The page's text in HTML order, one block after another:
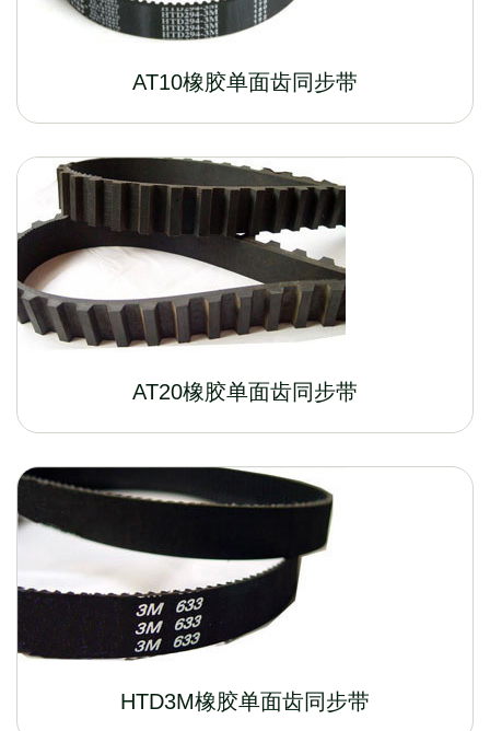
AT10橡胶单面齿同步带
AT20橡胶单面齿同步带
HTD3M橡胶单面齿同步带